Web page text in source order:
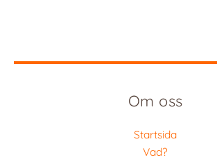
Om oss
Startsida
Vad?